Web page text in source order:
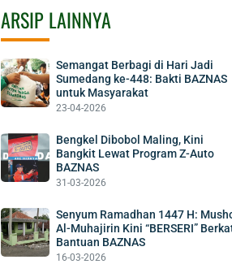
ARSIP LAINNYA
Semangat Berbagi di Hari Jadi
Sumedang ke-448: Bakti BAZNAS
untuk Masyarakat
23-04-2026
Bengkel Dibobol Maling, Kini
Bangkit Lewat Program Z-Auto
BAZNAS
31-03-2026
Senyum Ramadhan 1447 H:
Al-Muhajirin Kini “BERSERI”
Bantuan BAZNAS
16-03-2026